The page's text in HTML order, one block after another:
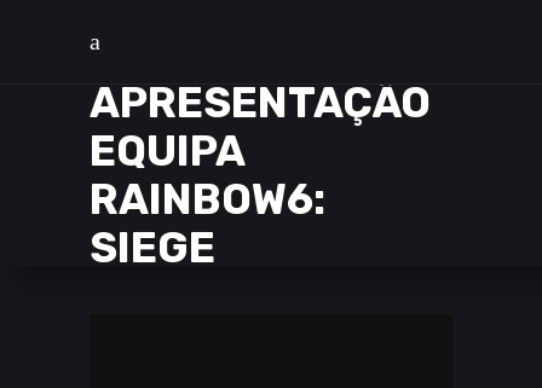
APRESENTAÇÃO
EQUIPA
RAINBOW6:
SIEGE